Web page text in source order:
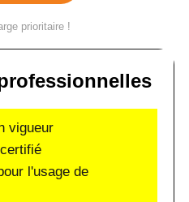
prioritaire !
vigueur
l'usage de